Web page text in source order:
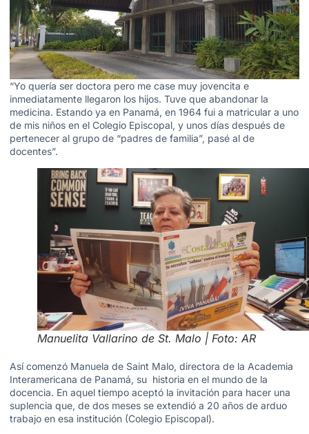
“Yo quería ser doctora pero me case muy jovencita e
inmediatamente llegaron los hijos. Tuve que abandonar la
medicina. Estando ya en Panamá, en 1964 fui a matricular a uno
de mis niños en el Colegio Episcopal, y unos días después de
pertenecer al grupo de “padres de familia”, pasé al de
docentes”.
Manuelita Vallarino de St. Malo | Foto: AR
Así comenzó Manuela de Saint Malo, directora de la Academia
Interamericana de Panamá, su historia en el mundo de la
docencia. En aquel tiempo aceptó la invitación para hacer una
suplencia que, de dos meses se extendió a 20 años de arduo
trabajo en esa institución (Colegio Episcopal).